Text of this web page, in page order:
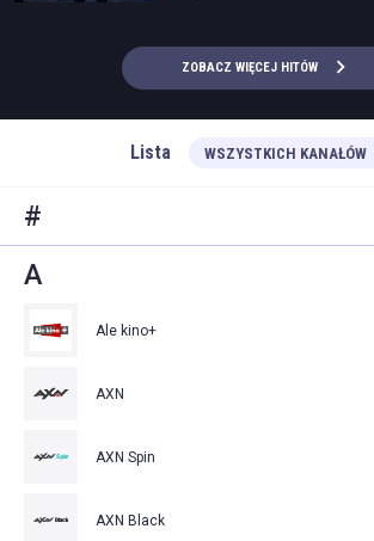
ZOBACZ WIĘCEJ HITÓW
Lista WSZYSTKICH KANAŁÓW
#
A
Ale kino+
AXN
AXN Spin
AXN Black